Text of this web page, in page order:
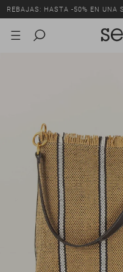
REBAJAS: HASTA -50% EN UNA